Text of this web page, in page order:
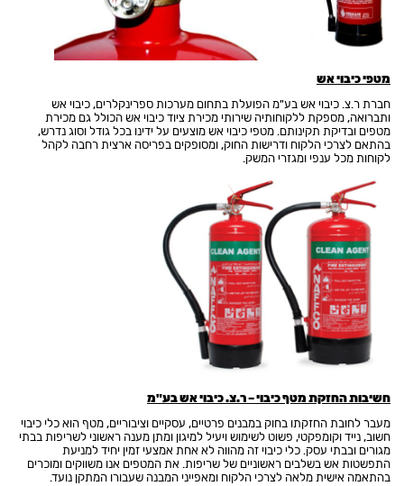
מטפי כיבוי אש
חברת ר.צ. כיבוי אש בע"מ הפועלת בתחום מערכות ספרינקלרים, כיבוי אש
ותברואה, מספקת ללקוחותיה שירותי מכירת ציוד כיבוי אש הכולל גם מכירת
מטפים ובדיקת תקינותם. מטפי כיבוי אש מוצעים על ידינו בכל גודל וסוג נדרש,
בהתאם לצרכי הלקוח ודרישות החוק, ומסופקים בפריסה ארצית רחבה לקהל
לקוחות מכל ענפי ומגזרי המשק.
חשיבות החזקת מטף כיבוי – ר.צ. כיבוי אש בע"מ
מעבר לחובת החזקתו בחוק במבנים פרטיים, עסקיים וציבוריים, מטף הוא כלי כיבוי
חשוב, נייד וקומפקטי, פשוט לשימוש ויעיל למיגון ומתן מענה ראשוני לשריפות בבתי
מגורים ובבתי עסק. כלי כיבוי זה מהווה לא אחת אמצעי זמין יחיד למניעת
התפשטות אש בשלבים ראשוניים של שריפות. את המטפים אנו משווקים ומוכרים
בהתאמה אישית מלאה לצרכי הלקוח ומאפייני המבנה שעבורו המתקן נועד.